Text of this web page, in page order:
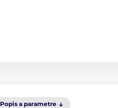
Popis a parametre